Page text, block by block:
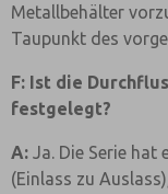
Metallbehälter
Taupunkt des
F: Ist die
festgelegt?
A: Ja. Die Serie hat
(Einlass zu